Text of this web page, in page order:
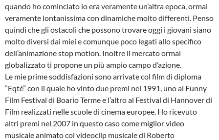
quando ho cominciato io era veramente un’altra epoca, ormai
veramente lontanissima con dinamiche molto differenti. Penso
quindi che gli ostacoli che possono trovare oggi i giovani siano
molto diversi dai miei e comunque poco legati allo specifico
dell’animazione stop motion. Inoltre il mercato ormai
globalizzato ti propone un più ampio campo d’azione.
Le mie prime soddisfazioni sono arrivate col film di diploma
”Eqtè” con il quale ho vinto due premi nel 1991, uno al Funny
Film Festival di Boario Terme e l’altro al Festival di Hannover di
Film realizzati nelle scuole di cinema europee. Ho ricevuto
altri premi nel 2007 in questo caso come miglior video
musicale animato col videoclip musicale di Roberto